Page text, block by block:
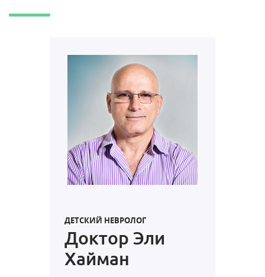
ДЕТСКИЙ НЕВРОЛОГ
Доктор Эли
Хайман